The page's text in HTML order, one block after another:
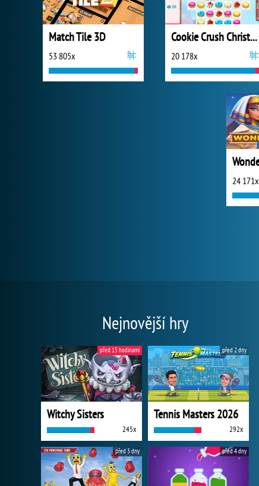
Match Tile 3D
53 805x
Cookie Crush Christmas 2
20 178x
24 171x
Nejnovější hry
Witchy Sisters
245x
před 15 hodinami
Tennis Masters 2026
292x
před 2 dny
před 3 dny před 4 dny